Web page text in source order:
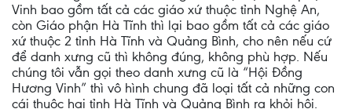
Vinh bao gồm tất cả các giáo xứ thuộc tỉnh Nghệ An,
còn Giáo phận Hà Tĩnh thì lại bao gồm tất cả các giáo
xứ thuộc 2 tỉnh Hà Tĩnh và Quảng Bình, cho nên nếu cứ
để danh xưng cũ thì không đúng, không phù hợp. Nếu
chúng tôi vẫn gọi theo danh xưng cũ là “Hội Đồng
Hương Vinh” thì vô hình chung đã loại tất cả những con
cái thuộc hai tỉnh Hà Tĩnh và Quảng Bình ra khỏi hội.